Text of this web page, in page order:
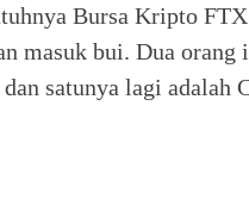
Bursa Kripto
masuk bui. Dua orang
satunya lagi adalah